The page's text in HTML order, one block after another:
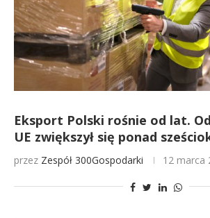
Eksport Polski rośnie od lat.
UE zwiększył się ponad
przez Zespół 300Gospodarki 12 marca